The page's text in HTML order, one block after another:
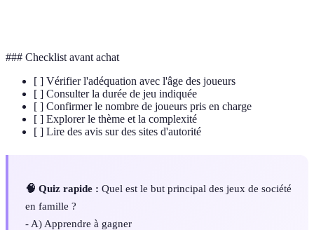
### Checklist avant achat
[ ] Vérifier l'adéquation avec l'âge des joueurs
[ ] Consulter la durée de jeu indiquée
[ ] Confirmer le nombre de joueurs pris en charge
[ ] Explorer le thème et la complexité
[ ] Lire des avis sur des sites d'autorité
🧠 Quiz rapide : Quel est le but principal des jeux de société
en famille ?
- A) Apprendre à gagner